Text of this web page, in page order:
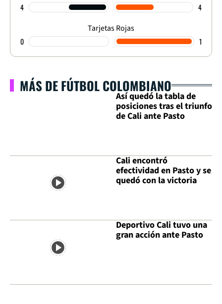
4 4
Tarjetas Rojas
0 1
MÁS DE FÚTBOL COLOMBIANO
Así quedó la tabla de
posiciones tras el triunfo
de Cali ante Pasto
Cali encontró
efectividad en Pasto y se
quedó con la victoria
Deportivo Cali tuvo una
gran acción ante Pasto